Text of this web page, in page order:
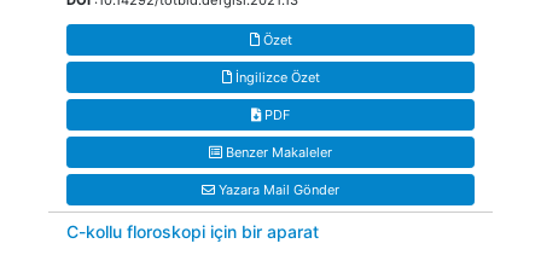
Özet
İngilizce Özet
PDF
Benzer Makaleler
Yazara Mail Gönder
C-kollu floroskopi için bir aparat